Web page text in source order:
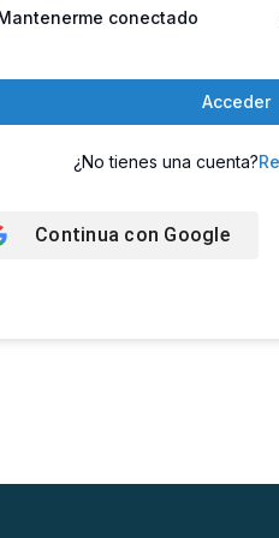
conectado
Acceder
¿No tienes una cuenta?
Continua con Google